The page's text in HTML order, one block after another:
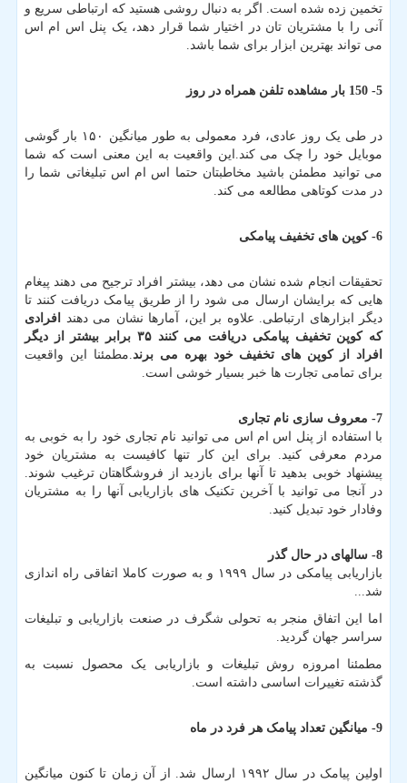
تخمین زده شده است. اگر به دنبال روشی هستید که ارتباطی سریع و
آنی را با مشتریان تان در اختیار شما قرار دهد، یک پنل اس ام اس
می تواند بهترین ابزار برای شما باشد.
5- 150 بار مشاهده تلفن همراه در روز
در طی یک روز عادی، فرد معمولی به طور میانگین ۱۵۰ بار گوشی
موبایل خود را چک می کند.این واقعیت به این معنی است که شما
می توانید مطمئن باشید مخاطبتان حتما اس ام اس تبلیغاتی شما را
در مدت کوتاهی مطالعه می کند.
6- کوپن های تخفیف پیامکی
تحقیقات انجام شده نشان می دهد، بیشتر افراد ترجیح می دهند پیغام
هایی که برایشان ارسال می شود را از طریق پیامک دریافت کنند تا
دیگر ابزارهای ارتباطی. علاوه بر این، آمارها نشان می دهند
افرادی
که کوپن تخفیف پیامکی دریافت می کنند۳۵ برابر بیشتر از دیگر
افراد از کوپن های تخفیف خود بهره می برند .مطمئنا این واقعیت
برای تمامی تجارت ها خبر بسیار خوشی است.
7- معروف سازی نام تجاری
با استفاده از پنل اس ام اس می توانید نام تجاری خود را به خوبی به
مردم معرفی کنید. برای این کار تنها کافیست به مشتریان خود
پیشنهاد خوبی بدهید تا آنها برای بازدید از فروشگاهتان ترغیب شوند.
در آنجا می توانید با آخرین تکنیک های بازاریابی آنها را به مشتریان
وفادار خود تبدیل کنید.
8- سالهای در حال گذر
بازاریابی پیامکی در سال ۱۹۹۹ و به صورت کاملا اتفاقی راه اندازی
شد
اما این اتفاق منجر به تحولی شگرف در صنعت بازاریابی و تبلیغات
سراسر جهان گردید.
مطمئنا امروزه روش تبلیغات و بازاریابی یک محصول نسبت به
گذشته تغییرات اساسی داشته است.
9- میانگین تعداد پیامک هر فرد در ماه
اولین پیامک در سال ۱۹۹۲ ارسال شد. از آن زمان تا کنون میانگین